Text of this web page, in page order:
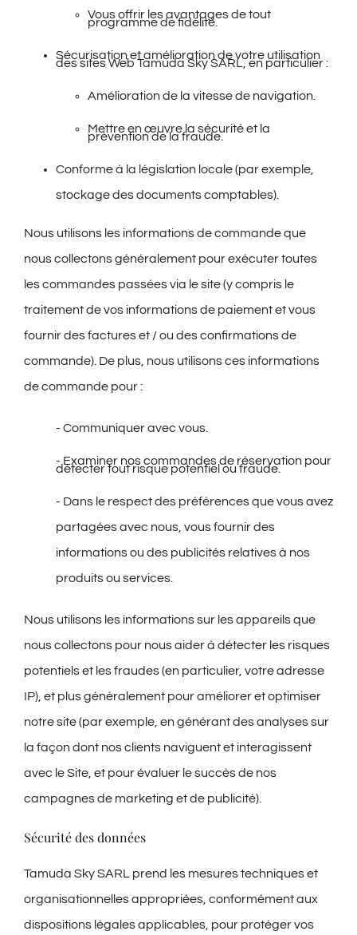
Vous offrir les avantages de tout
programme de fidélité.
Sécurisation et amélioration de votre utilisation
des sites Web Tamuda Sky SARL, en particulier :
Amélioration de la vitesse de navigation.
Mettre en œuvre la sécurité et la
prévention de la fraude.
Conforme à la législation locale (par exemple,
stockage des documents comptables).
Nous utilisons les informations de commande que
nous collectons généralement pour exécuter toutes
les commandes passées via le site (y compris le
traitement de vos informations de paiement et vous
fournir des factures et / ou des confirmations de
commande). De plus, nous utilisons ces informations
de commande pour:
- Communiquer avec vous.
- Examiner nos commandes de réservation pour
détecter tout risque potentiel ou fraude.
- Dans le respect des préférences que vous avez
partagées avec nous, vous fournir des
informations ou des publicités relatives à nos
produits ou services.
Nous utilisons les informations sur les appareils que
nous collectons pour nous aider à détecter les risques
potentiels et les fraudes (en particulier, votre adresse
IP), et plus généralement pour améliorer et optimiser
notre site (par exemple, en générant des analyses sur
la façon dont nos clients naviguent et interagissent
avec le Site, et pour évaluer le succès de nos
campagnes de marketing et de publicité).
Sécurité des données
Tamuda Sky SARL prend les mesures techniques et
organisationnelles appropriées, conformément aux
dispositions légales applicables, pour protéger vos